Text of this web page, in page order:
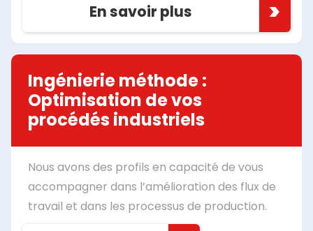
En savoir plus
Ingénierie méthode :
Optimisation de vos
procédés industriels
Nous avons des profils en capacité de vous
accompagner dans l’amélioration des flux de
travail et dans les processus de production.